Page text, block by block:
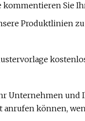
Sie
Produktlinien
Unternehmen
können,